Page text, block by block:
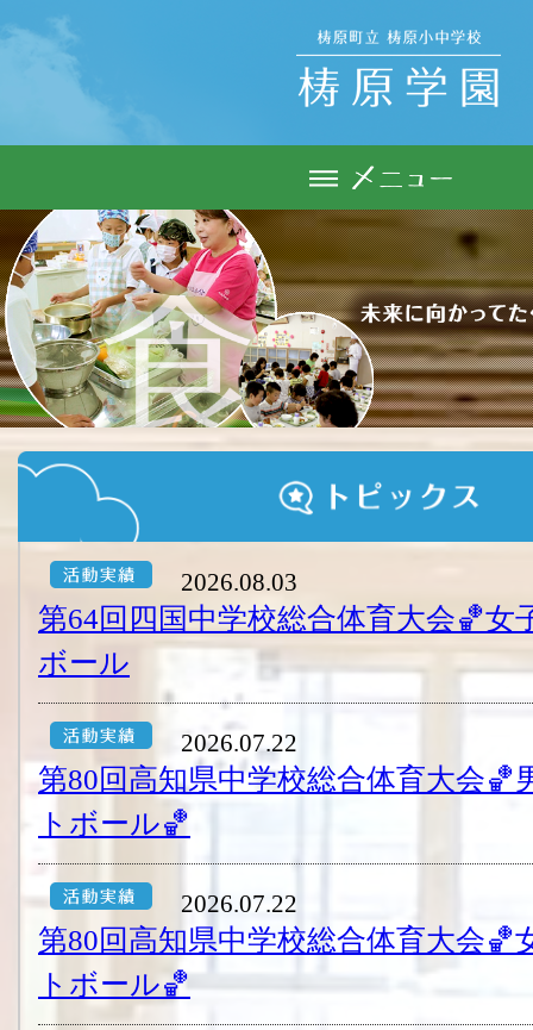
2026.08.03
第64回四国中学校総合体育大会🏀女
ボール
2026.07.22
第80回高知県中学校総合体育大会🏀
トボール🏀
2026.07.22
第80回高知県中学校総合体育大会🏀
トボール🏀